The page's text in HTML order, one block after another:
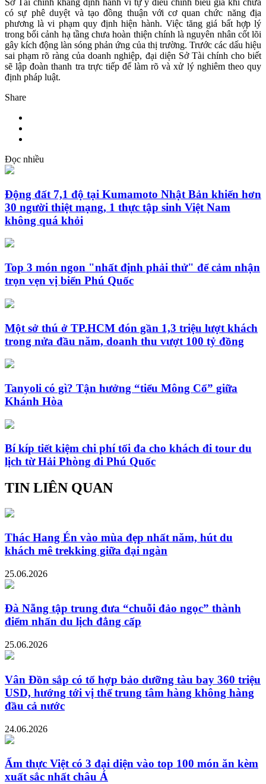
Sở Tài chính khẳng định hành vi tự ý điều chỉnh biểu giá khi chưa
có sự phê duyệt và tạo đồng thuận với cơ quan chức năng địa
phương là vi phạm quy định hiện hành. Việc tăng giá bất hợp lý
trong bối cảnh hạ tầng chưa hoàn thiện chính là nguyên nhân cốt lõi
gây kích động làn sóng phản ứng của thị trường. Trước các dấu hiệu
sai phạm rõ ràng của doanh nghiệp, đại diện Sở Tài chính cho biết
sẽ lập đoàn thanh tra trực tiếp để làm rõ và xử lý nghiêm theo quy
định pháp luật.
Share
Đọc nhiều
Động đất 7,1 độ tại Kumamoto Nhật Bản khiến hơn
30 người thiệt mạng, 1 thực tập sinh Việt Nam
không quá khỏi
Top 3 món ngon "nhất định phải thử" để cảm nhận
trọn vẹn vị biển Phú Quốc
Một sở thú ở TP.HCM đón gần 1,3 triệu lượt khách
trong nửa đầu năm, doanh thu vượt 100 tỷ đồng
Tanyoli có gì? Tận hưởng “tiểu Mông Cổ” giữa
Khánh Hòa
Bí kíp tiết kiệm chi phí tối đa cho khách đi tour du
lịch từ Hải Phòng đi Phú Quốc
TIN LIÊN QUAN
Thác Hang Én vào mùa đẹp nhất năm, hút du
khách mê trekking giữa đại ngàn
25.06.2026
Đà Nẵng tập trung đưa “chuỗi đảo ngọc” thành
điểm nhấn du lịch đẳng cấp
25.06.2026
Vân Đồn sắp có tổ hợp bảo dưỡng tàu bay 360 triệu
USD, hướng tới vị thế trung tâm hàng không hàng
đầu cả nước
24.06.2026
Ẩm thực Việt có 3 đại diện vào top 100 món ăn kèm
xuất sắc nhất châu Á